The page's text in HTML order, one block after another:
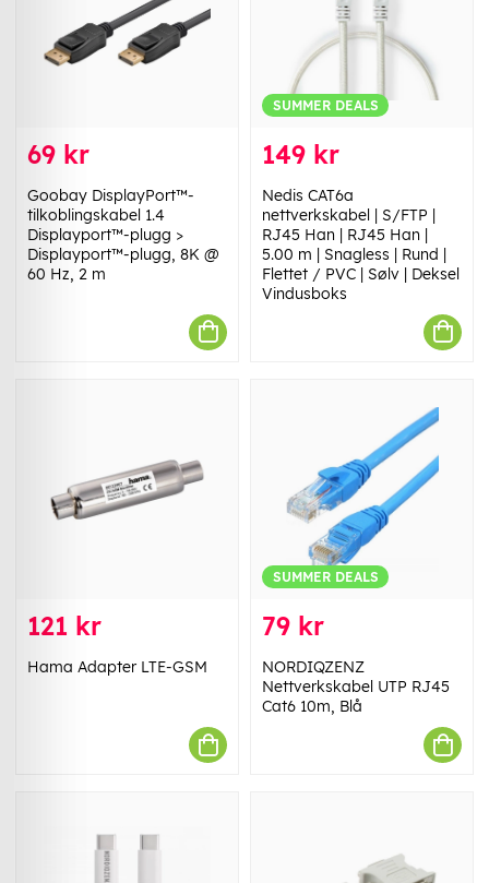
69 kr
Goobay DisplayPort™-
tilkoblingskabel 1.4
Displayport™-plugg >
Displayport™-plugg, 8K @
60 Hz, 2 m
SUMMER DEALS
149 kr
Nedis CAT6a
nettverkskabel | S/FTP |
RJ45 Han | RJ45 Han |
5.00 m | Snagless | Rund |
Flettet / PVC | Sølv | Deksel
Vindusboks
121 kr
Hama Adapter LTE-GSM
SUMMER DEALS
79 kr
NORDIQZENZ
Nettverkskabel UTP RJ45
Cat6 10m, Blå